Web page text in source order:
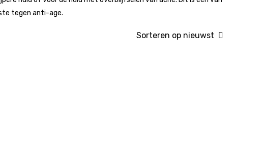
tegen anti-age.